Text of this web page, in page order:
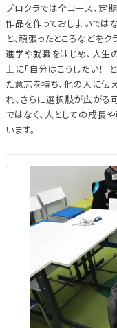
プロクラでは全コース、定
作品を作っておしまいでは
と、頑張ったところなどを
進学や就職をはじめ、人生
上に「自分はこうしたい！」
た意志を持ち、他の人に伝
れ、さらに選択肢が広がる
ではなく、人としての成長
います。